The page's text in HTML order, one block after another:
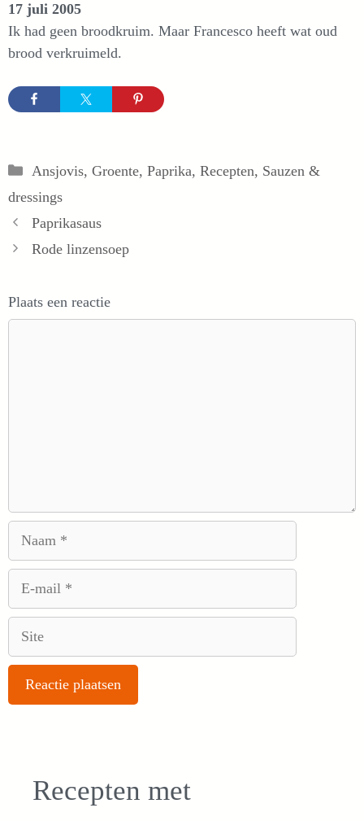
17 juli 2005
Ik had geen broodkruim. Maar Francesco heeft wat oud
brood verkruimeld.
Categorieën
Ansjovis, Groente, Paprika, Recepten, Sauzen &
dressings
Paprikasaus
Rode linzensoep
Plaats een reactie
Recepten met